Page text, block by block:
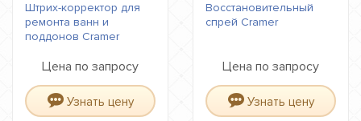
Штрих-корректор для
ремонта ванн и
поддонов Cramer
Цена по запросу
Узнать цену
Восстановительный
спрей Cramer
Цена по запросу
Узнать цену